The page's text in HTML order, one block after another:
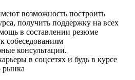
возможность построить
получить поддержку на всех
в составлении резюме
собеседованиям
консультации.
в соцсетях и будь в курсе
рынка